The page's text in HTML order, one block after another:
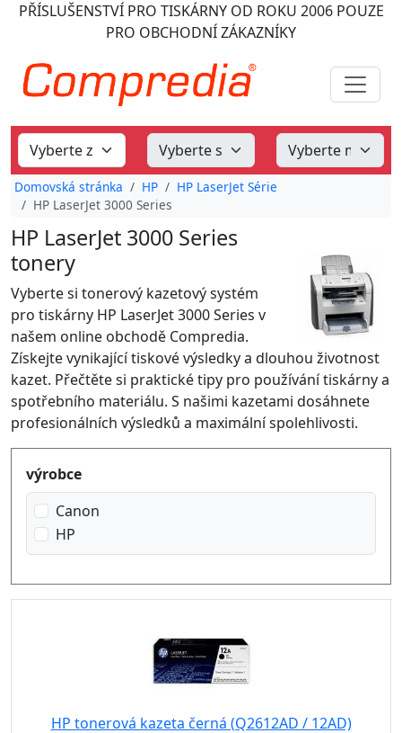
PŘÍSLUŠENSTVÍ PRO TISKÁRNY OD ROKU 2006POUZE
PRO OBCHODNÍ ZÁKAZNÍKY
Domovská stránka HP
HP LaserJet Série
HP LaserJet 3000 Series
HP LaserJet 3000 Series
tonery
Vyberte si tonerový kazetový systém
pro tiskárny HP LaserJet 3000 Series v
našem online obchodě Compredia.
Získejte vynikající tiskové výsledky a dlouhou životnost
kazet. Přečtěte si praktické tipy pro používání tiskárny a
spotřebního materiálu. S našimi kazetami dosáhnete
profesionálních výsledků a maximální spolehlivosti.
Produktfilter
výrobce
Canon
HP
HP tonerová kazeta černá (Q2612AD / 12AD)